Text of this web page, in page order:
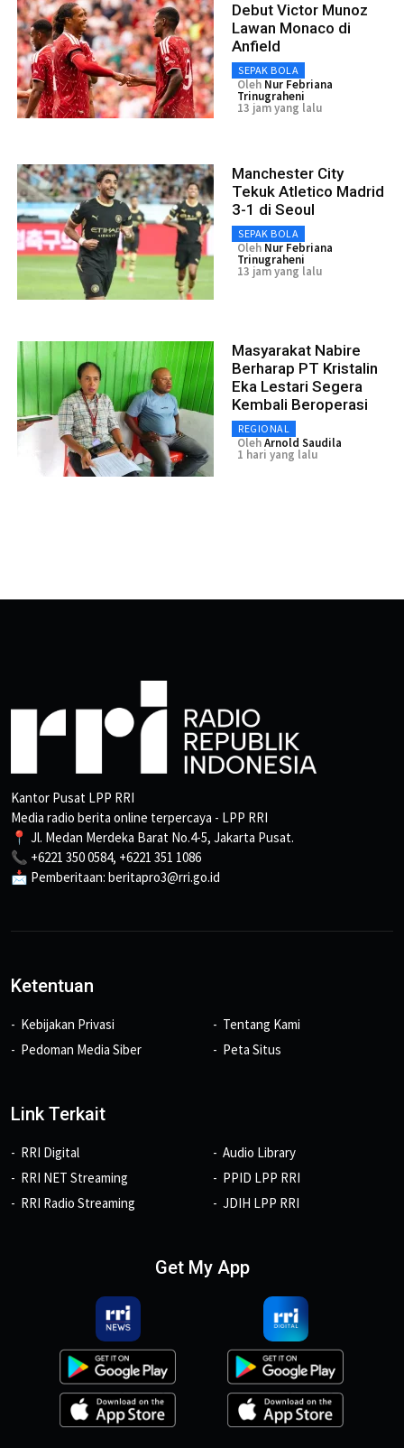
Debut Victor Munoz
Lawan Monaco di
Anfield
SEPAK BOLA
Oleh Nur Febriana
Trinugraheni
13 jam yang lalu
Manchester City
Tekuk Atletico Madrid
3-1 di Seoul
SEPAK BOLA
Oleh Nur Febriana
Trinugraheni
13 jam yang lalu
Masyarakat Nabire
Berharap PT Kristalin
Eka Lestari Segera
Kembali Beroperasi
REGIONAL
OlehArnold Saudila
1 hari yang lalu
Kantor Pusat LPP RRI
Media radio berita online terpercaya - LPP RRI
📍 Jl. Medan Merdeka Barat No.4-5, Jakarta Pusat.
📞 +6221 350 0584, +6221 351 1086
📩 Pemberitaan: beritapro3@rri.go.id
Ketentuan
Kebijakan Privasi
Pedoman Media Siber
Tentang Kami
Peta Situs
Link Terkait
RRI Digital
RRI NET Streaming
RRI Radio Streaming
Audio Library
PPID LPP RRI
JDIH LPP RRI
Get My App